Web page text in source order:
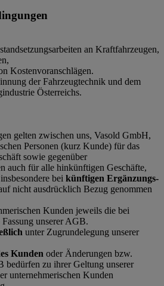
an Kraftfahrzeugen,
Kostenvoranschlägen.
der Fahrzeugtechnik und dem
Österreichs.
gelten zwischen uns, Vasold GmbH,
Personen (kurz Kunde) für das
sowie gegenüber
auch für alle hinkünftigen Geschäfte,
bei künftigen Ergänzungs-
nicht ausdrücklich Bezug genommen
Kunden jeweils die bei
unserer AGB.
unter Zugrundelegung unserer
Kunden oder Änderungen bzw.
bedürfen zu ihrer Geltung unserer
unternehmerischen Kunden